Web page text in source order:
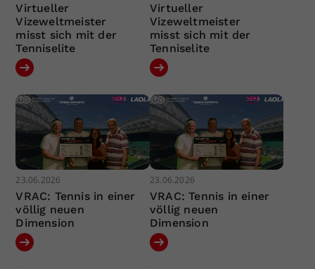
Virtueller
Vizeweltmeister
misst sich mit der
Tenniselite
Virtueller
Vizeweltmeister
misst sich mit der
Tenniselite
23.06.2026
VRAC: Tennis in einer
völlig neuen
Dimension
23.06.2026
VRAC: Tennis in einer
völlig neuen
Dimension